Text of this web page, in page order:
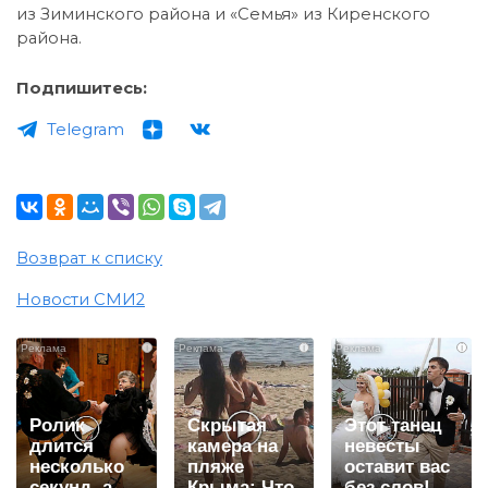
из Зиминского района и «Семья» из Киренского
района.
Подпишитесь:
Telegram
Возврат к списку
Новости СМИ2
i
Ролик
длится
несколько
i
Скрытая
камера на
пляже
i
Этот танец
невесты
оставит вас